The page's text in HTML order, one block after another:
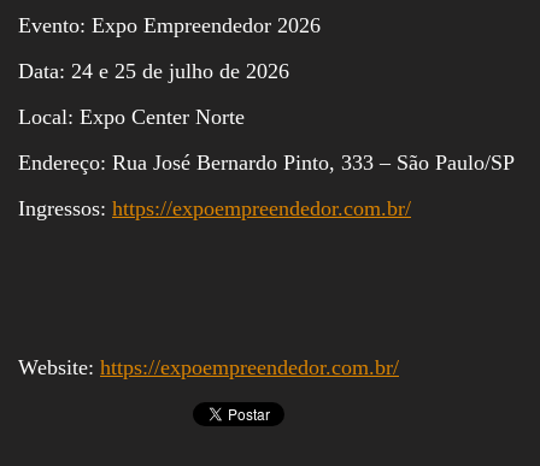
Evento: Expo Empreendedor 2026
Data: 24 e 25 de julho de 2026
Local: Expo Center Norte
Endereço: Rua José Bernardo Pinto, 333 – São Paulo/SP
Ingressos: https://expoempreendedor.com.br/
Website: https://expoempreendedor.com.br/